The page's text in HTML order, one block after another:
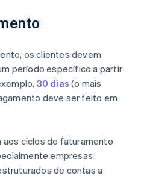
os clientes devem
período específico a partir
30 dias (o mais
deve ser feito em
aos ciclos de faturamento
empresas
de contas a